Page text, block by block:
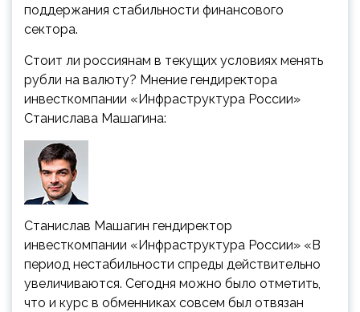
поддержания стабильности финансового
сектора.
Стоит ли россиянам в текущих условиях менять
рубли на валюту? Мнение гендиректора
инвесткомпании «Инфраструктура России»
Станислава Машагина:
Станислав Машагин гендиректор
инвесткомпании «Инфраструктура России» «В
период нестабильности спреды действительно
увеличиваются. Сегодня можно было отметить,
что и курс в обменниках совсем был отвязан